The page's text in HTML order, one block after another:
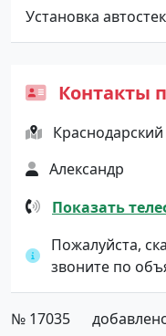
Установка
Контакты
Александр
Показать
Пожалуйста,
звоните по
№ 17035